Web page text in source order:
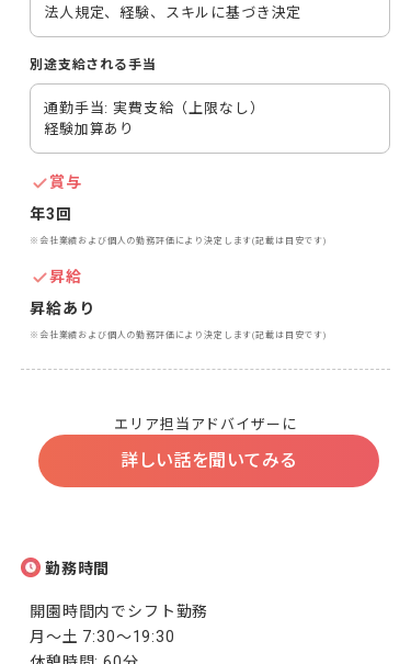
法人規定、経験、スキルに基づき決定
別途支給される手当
通勤手当: 実費支給（上限なし）
経験加算あり
賞与
年3回
※会社業績および個人の勤務評価により決定します(記載は目安です)
昇給
昇給あり
※会社業績および個人の勤務評価により決定します(記載は目安です)
エリア担当アドバイザーに
詳しい話を聞いてみる
勤務時間
開園時間内でシフト勤務
月～土 7:30～19:30